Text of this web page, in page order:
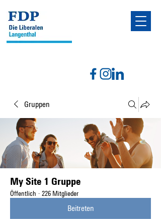
Gruppen
My Site 1 Gruppe
Öffentlich · 226 Mitglieder
Beitreten